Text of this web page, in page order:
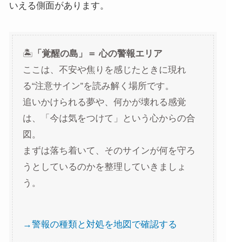
いえる側面があります。
🏝️ 「覚醒の島」＝ 心の警報エリア
ここは、不安や焦りを感じたときに現れ
る“注意サイン”を読み解く場所です。
追いかけられる夢や、何かが壊れる感覚
は、「今は気をつけて」という心からの合
図。
まずは落ち着いて、そのサインが何を守ろ
うとしているのかを整理していきましょ
う。
→警報の種類と対処を地図で確認する